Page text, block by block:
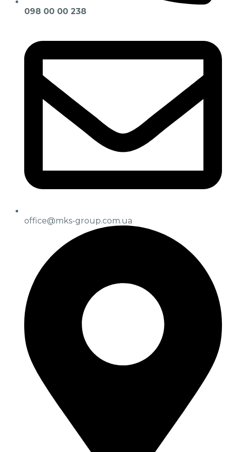
098 00 00 238
office@mks-group.com.ua